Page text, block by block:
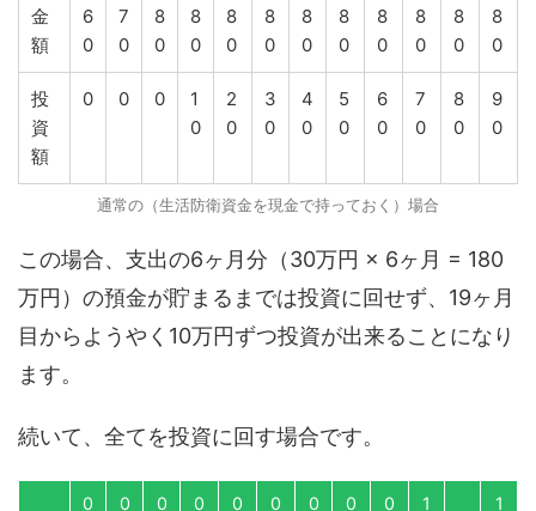
金
額
6
0
7
0
8
0
8
0
8
0
8
0
8
0
8
0
8
0
8
0
8
0
8
0
投
資
額
0 0 0
1
0
2
0
3
0
4
0
5
0
6
0
7
0
8
0
9
0
通常の（生活防衛資金を現金で持っておく）場合
この場合、支出の6ヶ月分（30万円 × 6ヶ月 = 180
万円）の預金が貯まるまでは投資に回せず、19ヶ月
目からようやく10万円ずつ投資が出来ることになり
ます。
続いて、全てを投資に回す場合です。
0 0 0 0 0 0 0 0 0 1 1